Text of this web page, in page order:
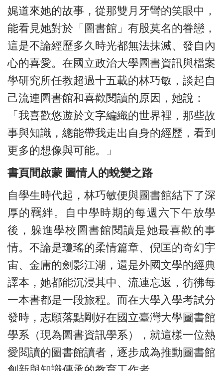
娓道來她的故事，從那雙月牙彎的笑眼中，
能看見她對於「圖書館」有股莫名的眷戀，
這是不論經歷多久時光都無法抹滅、發自內
心的喜愛。在國立政治大學圖書資訊與檔案
學研究所任教超過十五載的林巧敏，談起自
己流連圖書館和喜歡閱讀的原因，她說：
「我喜歡悠遊於文字編織的世界裡，那些故
事與知識，總能帶我走出自身的經歷，看到
更多的想像與可能。」
書頁間啟蒙 圖情人的蛻變之路
自學生時代起，林巧敏便與圖書館結下了深
厚的羈絆。自中學時期的每週六下午放學
後，躲進學校圖書館閱讀是她最喜歡的事
情。不論是瓊瑤的柔情篇章、倪匡的奇幻宇
宙、金庸的劍影江湖，還是外國文學的經典
譯本，她都能沉浸其中、流連忘返，彷彿每
一本書都是一段旅程。而在大學入學考試分
發時，志願落點剛好在國立臺灣大學圖書館
學系（現為圖書資訊學系），就這樣一位熱
愛閱讀的圖書館讀者，逐步成為推動圖書館